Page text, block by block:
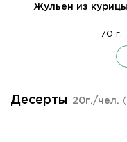
Жульен из
70 г.
Десерты 20г./чел.